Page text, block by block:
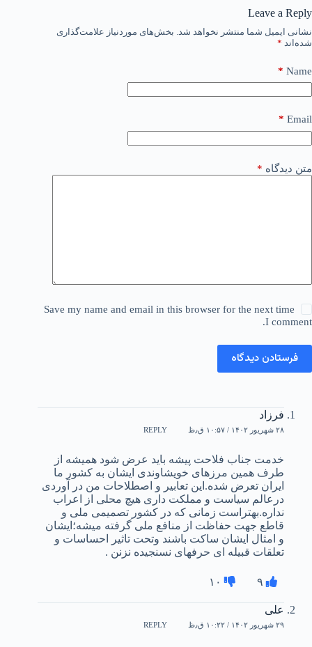
Leave a Reply
نشانی ایمیل شما منتشر نخواهد شد. بخش‌های موردنیاز علامت‌گذاری
شده‌اند *
Name
*
Email
*
متن دیدگاه *
Save my name and email in this browser for the next time
I comment.
فرستادن دیدگاه
فرزاد
۲۸ شهریور ۱۴۰۲ / ۱۰:۵۷ ق٫ظ REPLY
خدمت جناب فلاحت پیشه باید عرض شود همیشه از
طرف همین مرزهای خویشاوندی ایشان به کشور ما
ایران تعرض شده.این تعابیر و اصطلاحات من در آوردی
درعالم سیاست و مملکت داری هیچ محلی از اعراب
نداره.بهتراست زمانی که در کشور تصمیمی ملی و
قاطع جهت حفاظت از منافع ملی گرفته میشه؛ایشان
و امثال ایشان ساکت باشند وتحت تاثیر احساسات و
تعلقات قبیله ای حرفهای نسنجیده نزنن .
۹ ۱۰
علی
۲۹ شهریور ۱۴۰۲ / ۱۰:۲۲ ق٫ظ REPLY